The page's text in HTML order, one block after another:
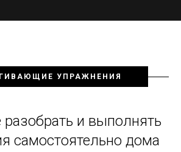
УПРАЖНЕНИЯ
и выполнять
самостоятельно дома